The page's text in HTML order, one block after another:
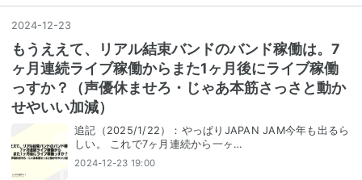
2024-12-23
もうええて、リアル結束バンドのバンド稼働は。7
ヶ月連続ライブ稼働からまた1ヶ月後にライブ稼働
っすか？（声優休ませろ・じゃあ本筋さっさと動か
せやいい加減）
追記（2025/1/22）：やっぱりJAPAN JAM今年も出るら
しい。 これで7ヶ月連続から一ヶ…
2024-12-23 19:00